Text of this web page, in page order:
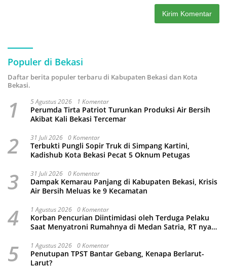
Populer di Bekasi
Daftar berita populer terbaru di Kabupaten Bekasi dan Kota
Bekasi.
1 5 Agustus 2026 1 Komentar
Perumda Tirta Patriot Turunkan Produksi Air Bersih
Akibat Kali Bekasi Tercemar
2 31 Juli 2026 0 Komentar
Terbukti Pungli Sopir Truk di Simpang Kartini,
Kadishub Kota Bekasi Pecat 5 Oknum Petugas
3 31 Juli 2026 0 Komentar
Dampak Kemarau Panjang di Kabupaten Bekasi, Krisis
Air Bersih Meluas ke 9 Kecamatan
4 1 Agustus 2026 0 Komentar
Korban Pencurian Diintimidasi oleh Terduga Pelaku
Saat Menyatroni Rumahnya di Medan Satria, RT nya
5 1 Agustus 2026 0 Komentar
Penutupan TPST Bantar Gebang, Kenapa Berlarut-
Larut?